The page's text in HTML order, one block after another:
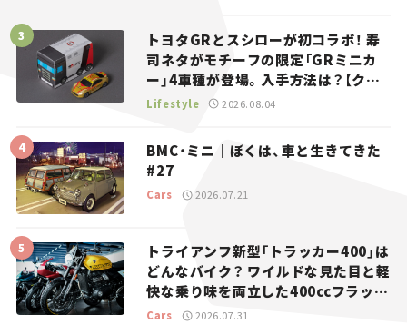
トヨタGRとスシローが初コラボ！ 寿
司ネタがモチーフの限定「GRミニカ
ー」4車種が登場。入手方法は？【クル
マとホビー】
Lifestyle 2026.08.04
BMC・ミニ｜ぼくは、車と生きてきた
#27
Cars 2026.07.21
トライアンフ新型「トラッカー400」は
どんなバイク？ ワイルドな見た目と軽
快な乗り味を両立した400ccフラット
トラッカー【試乗レビュー】
Cars 2026.07.31